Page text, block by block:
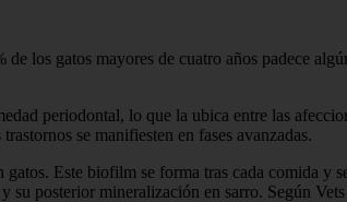
los gatos mayores de cuatro años padece
periodontal, lo que la ubica entre las
se manifiesten en fases avanzadas.
Este biofilm se forma tras cada comida y
posterior mineralización en sarro. Según